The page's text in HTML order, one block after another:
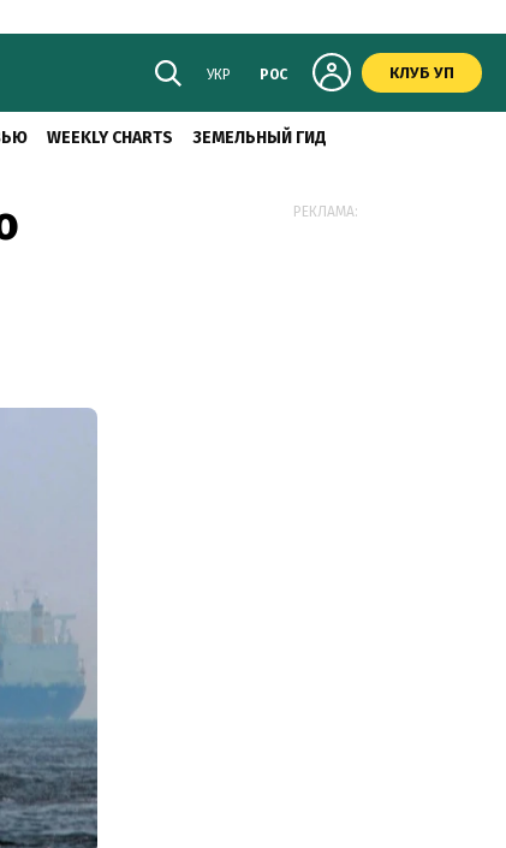
УКР РОС КЛУБ УП
WEEKLY CHARTS ЗЕМЕЛЬНЫЙ ГИД
РЕКЛАМА: